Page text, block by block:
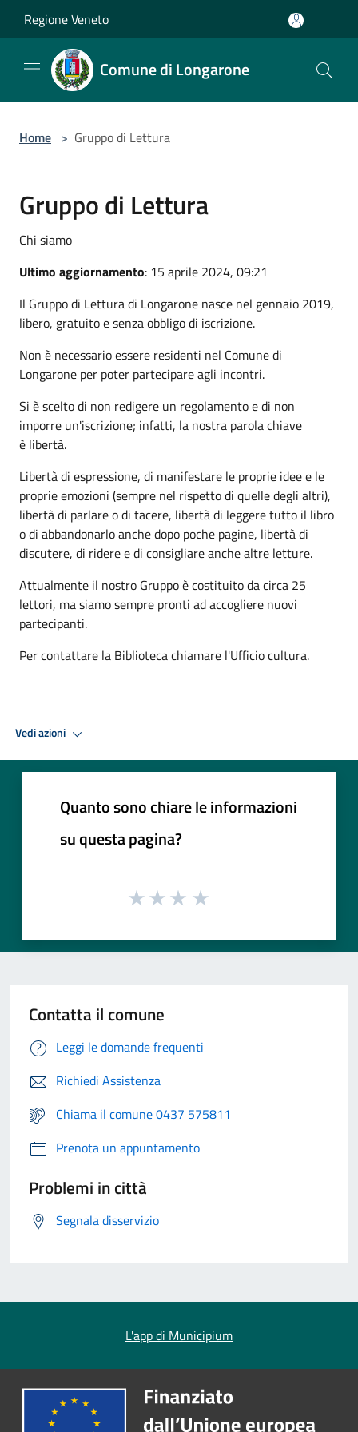
Regione Veneto
Comune di Longarone
Home > Gruppo di Lettura
Gruppo di Lettura
Chi siamo
Ultimo aggiornamento: 15 aprile 2024, 09:21
Il Gruppo di Lettura di Longarone nasce nel gennaio 2019,
libero, gratuito e senza obbligo di iscrizione.
Non è necessario essere residenti nel Comune di
Longarone per poter partecipare agli incontri.
Si è scelto di non redigere un regolamento e di non
imporre un'iscrizione; infatti, la nostra parola chiave
è libertà.
Libertà di espressione, di manifestare le proprie idee e le
proprie emozioni (sempre nel rispetto di quelle degli altri),
libertà di parlare o di tacere, libertà di leggere tutto il libro
o di abbandonarlo anche dopo poche pagine, libertà di
discutere, di ridere e di consigliare anche altre letture.
Attualmente il nostro Gruppo è costituito da circa 25
lettori, ma siamo sempre pronti ad accogliere nuovi
partecipanti.
Per contattare la Biblioteca chiamare l'Ufficio cultura.
Vedi azioni
Quanto sono chiare le informazioni
su questa pagina?
Contatta il comune
Leggi le domande frequenti
Richiedi Assistenza
Chiama il comune 0437 575811
Prenota un appuntamento
Problemi in città
Segnala disservizio
L'app di Municipium